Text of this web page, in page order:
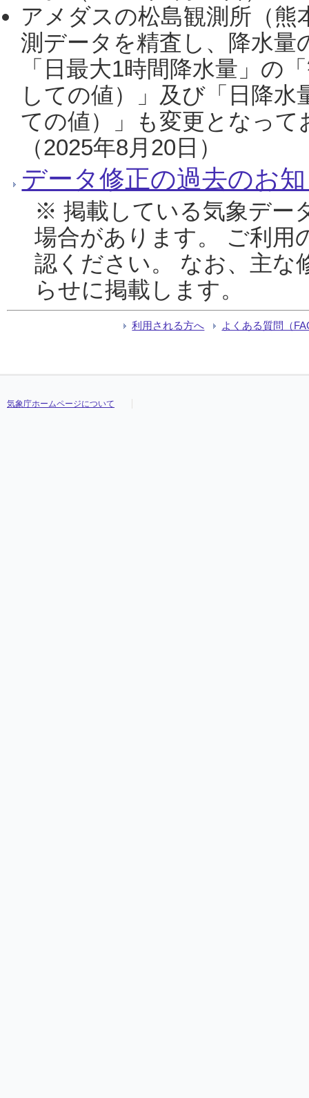
アメダスの松島観測所（熊
測データを精査し、降水
「日最大1時間降水量」の
しての値）」及び「日降
ての値）」も変更となっ
（2025年8月20日）
データ修正の過去のお
※ 掲載している気象デー
場合があります。 ご利用
認ください。 なお、主な
らせに掲載します。
利用される方へ よくある質問（
気象庁ホームページについて